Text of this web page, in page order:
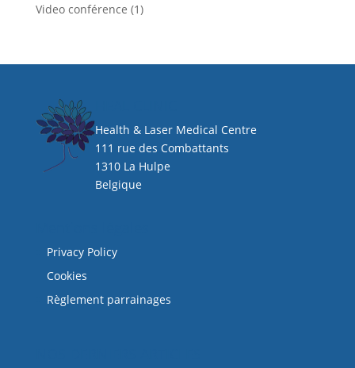
Video conférence (1)
Health & Laser Medical Centre
111 rue des Combattants
1310 La Hulpe
Belgique
Privacy Policy
Cookies
Règlement parrainages